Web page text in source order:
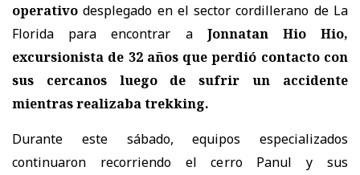
operativo desplegado en el sector cordillerano de La
Florida para encontrar a Jonnatan Hio Hio,
excursionista de 32 años que perdió contacto con
sus cercanos luego de sufrir un accidente
mientras realizaba trekking.
Durante este sábado, equipos especializados
continuaron recorriendo el cerro Panul y sus